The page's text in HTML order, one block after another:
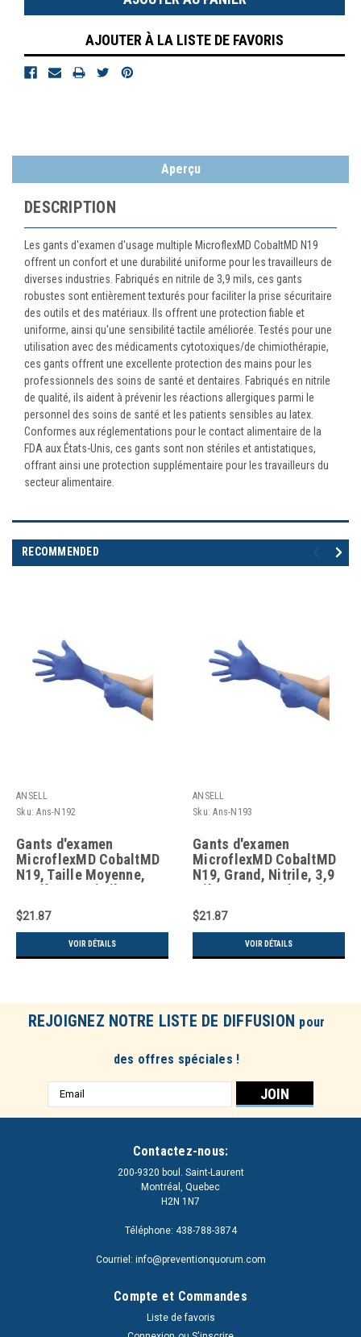
AJOUTER À LA LISTE DE FAVORIS
Aperçu
DESCRIPTION
Les gants d'examen d'usage multiple MicroflexMD CobaltMD N19
offrent un confort et une durabilité uniforme pour les travailleurs de
diverses industries. Fabriqués en nitrile de 3,9 mils, ces gants
robustes sont entièrement texturés pour faciliter la prise sécuritaire
des outils et des matériaux. Ils offrent une protection fiable et
uniforme, ainsi qu'une sensibilité tactile améliorée. Testés pour une
utilisation avec des médicaments cytotoxiques/de chimiothérapie,
ces gants offrent une excellente protection des mains pour les
professionnels des soins de santé et dentaires. Fabriqués en nitrile
de qualité, ils aident à prévenir les réactions allergiques parmi le
personnel des soins de santé et les patients sensibles au latex.
Conformes aux réglementations pour le contact alimentaire de la
FDA aux États-Unis, ces gants sont non stériles et antistatiques,
offrant ainsi une protection supplémentaire pour les travailleurs du
secteur alimentaire.
RECOMMENDED
ANSELL
Sku: Ans-N192
Gants d'examen
MicroflexMD CobaltMD
N19, Taille Moyenne,
Matière en Nitrile,
Sans poudre, Couleur
Bleue, Classe 2
$21.87
VOIR DÉTAILS
ANSELL
Sku: Ans-N193
Gants d'examen
MicroflexMD CobaltMD
N19, Grand, Nitrile, 3,9
mils, Sans poudre, Bleu,
$21.87
VOIR DÉTAILS
REJOIGNEZ NOTRE LISTE DE DIFFUSION pour
des offres spéciales !
Adresse
e-
Contactez-nous:
200-9320 boul. Saint-Laurent
Montréal, Quebec
H2N 1N7
Téléphone: 438-788-3874
Courriel: info@preventionquorum.com
Compte et Commandes
Liste de favoris